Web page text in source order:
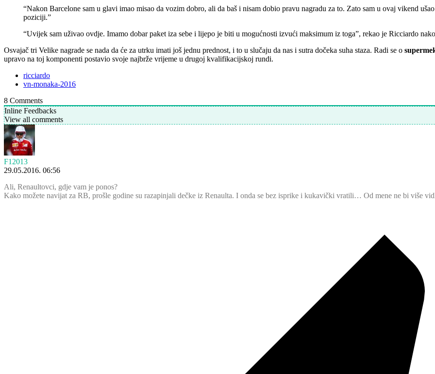
“Nakon Barcelone sam u glavi imao misao da vozim dobro, ali da baš i nisam dobio pravu nagradu za to. Zato sam u ovaj vikend
poziciji.”
“Uvijek sam uživao ovdje. Imamo dobar paket iza sebe i lijepo je biti u mogućnosti izvući maksimum iz toga”, rekao je Ricciardo
Osvajač tri Velike nagrade se nada da će za utrku imati još jednu prednost, i to u slučaju da nas i sutra dočeka suha staza. Radi se o
upravo na toj komponenti postavio svoje najbrže vrijeme u drugoj kvalifikacijskoj rundi.
ricciardo
vn-monaka-2016
8 Comments
Inline Feedbacks
View all comments
F12013
29.05.2016. 06:56
Ali, Renaultovci, gdje vam je ponos?
Kako možete navijat za RB, prošle godine su razapinjali dečke iz Renaulta. I onda se bez isprike i kukavički vratili… Od mene ne bi više